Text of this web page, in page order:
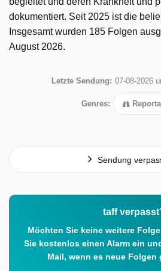
dokumentiert. Seit 2025 ist die
Insgesamt wurden 185 Folgen
August 2026.
Letzte Sendung: 07-08-2026
Genres:
Sendung
taff
Möchten Sie keine weitere
Sie kostenlos einen Alarm ein
Mail, wenn es neue Folgen